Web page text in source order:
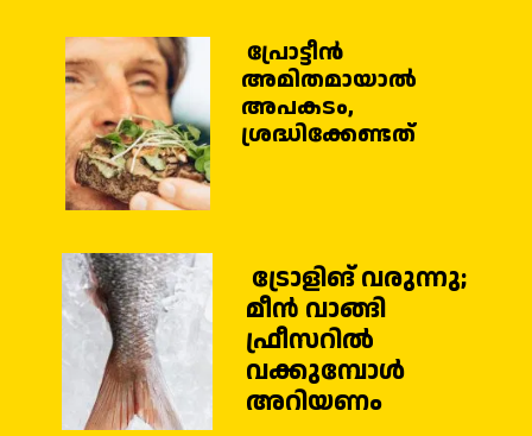
പ്രോട്ടീൻ
അമിതമായാൽ
അപകടം,
ശ്രദ്ധിക്കേണ്ടത്
ട്രോളിങ് വരുന്നു;
മീൻ വാങ്ങി
ഫ്രീസറിൽ
വക്കുമ്പോൾ
അറിയണം